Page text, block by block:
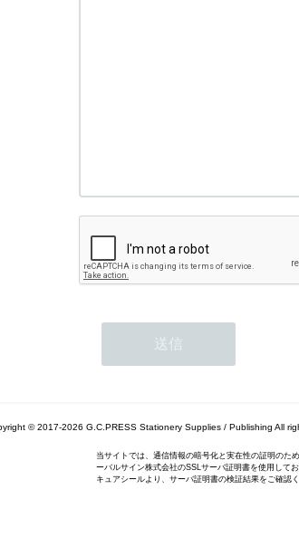
© 2017-2026 G.C.PRESS Stationery Supplies / Publishing All
当サイトでは、通信情報の暗号化と実在性の証明のた
ーバルサイン株式会社のSSLサーバ証明書を使用して
キュアシールより、サーバ証明書の検証結果をご確認く